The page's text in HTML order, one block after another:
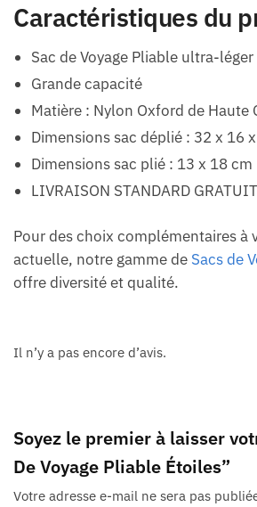
Caractéristiques du
Sac de Voyage Pliable ultra-léger
Grande capacité
Matière : Nylon Oxford de Haute
Dimensions sac déplié : 32 x 16
Dimensions sac plié : 13 x 18 cm
LIVRAISON STANDARD
Pour des choix complémentaires à
actuelle, notre gamme de Sacs de
offre diversité et qualité.
Il n’y a pas encore d’avis.
Soyez le premier à laisser
De Voyage Pliable Étoiles”
Votre adresse e-mail ne sera pas